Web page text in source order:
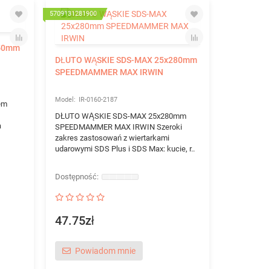
5709131281900
DŁUTO WĄSKIE SDS-MAX 25x280mm
SPEEDMAMMER MAX IRWIN
IR-0160-2187
DŁUTO WĄSKIE SDS-MAX 25x280mm
SPEEDMAMMER MAX IRWIN Szeroki
zakres zastosowań z wiertarkami
udarowymi SDS Plus i SDS Max: kucie, r..
47.75zł
Powiadom mnie